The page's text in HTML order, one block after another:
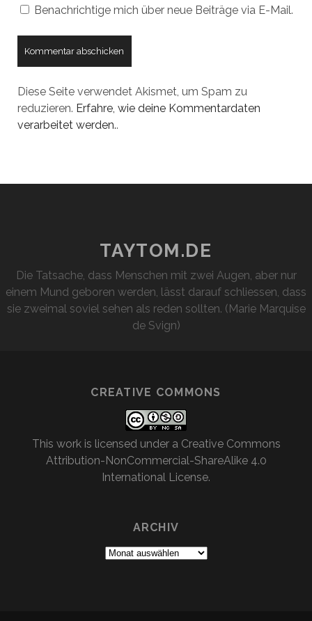
Benachrichtige mich über neue Beiträge via E-Mail.
Diese Seite verwendet Akismet, um Spam zu
reduzieren. Erfahre, wie deine Kommentardaten
verarbeitet werden..
TAYTOM.DE
Die Tatsache, dass Menschen mit zwei Augen, aber nur
einem Mund geboren werden, lässt darauf schliessen, dass
sie zweimal soviel sehen als reden sollten. (Marie Marquise
de Svign)
CREATIVE COMMONS
This work is licensed under a Creative Commons
Attribution-NonCommercial-ShareAlike 4.0
International License.
ARCHIV
Archiv